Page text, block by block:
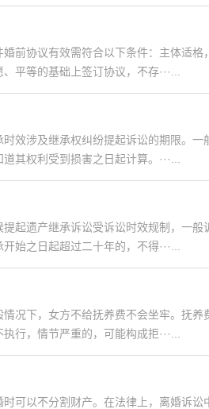
前协议有效需符合以下条件：主体适格
平等的基础上签订协议，不存···...
效涉及继承权纠纷提起诉讼的期限。一
其权利受到损害之日起计算。···...
起遗产继承诉讼受诉讼时效规制，一般
始之日起超过二十年的，不得···...
况下，女方不给抚养费不会坐牢。抚养
行，情节严重的，可能构成拒···...
可以不分割财产。在法律上，离婚诉讼